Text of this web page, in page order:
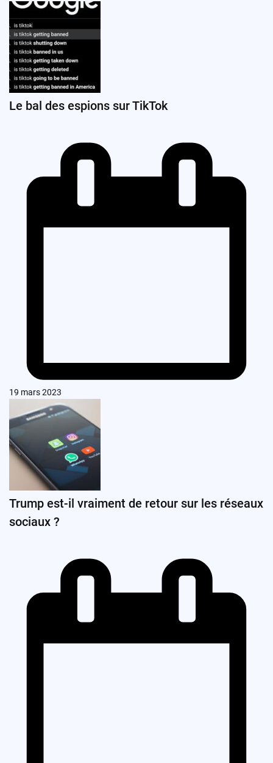
Le bal des espions sur TikTok
19 mars 2023
Trump est-il vraiment de retour sur les réseaux
sociaux ?